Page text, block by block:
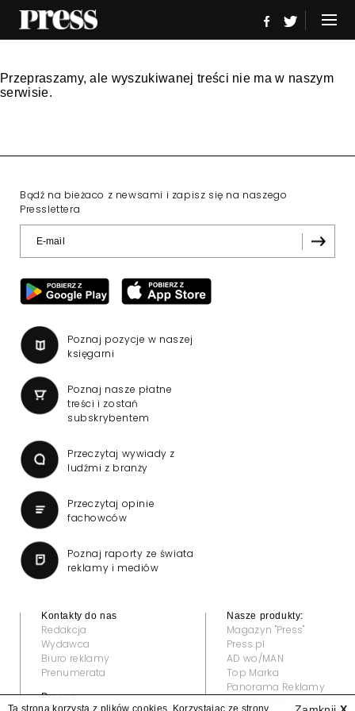
Przepraszamy, ale wyszukiwanej treści nie ma w naszym
serwisie.
Bądź na bieżaco z newsami i zapisz się na naszego
Presslettera
Poznaj pozycje w naszej
księgarni
Poznaj nasze płatne
treści i zostań
subskrybentem
Przeczytaj wywiady z
ludźmi z branży
Przeczytaj opinie
fachowców
Poznaj raporty ze świata
reklamy i mediów
Kontakty do nas
Redakcja
Wydawca
Biuro reklamy
Prenumerata
Prawne:
Nasze produkty:
Magazyn "Press"
Press.pl
AD wo/MAN
Top Marka
Panorama Reklamy
Ta strona korzysta z plików cookies. Korzystając ze strony